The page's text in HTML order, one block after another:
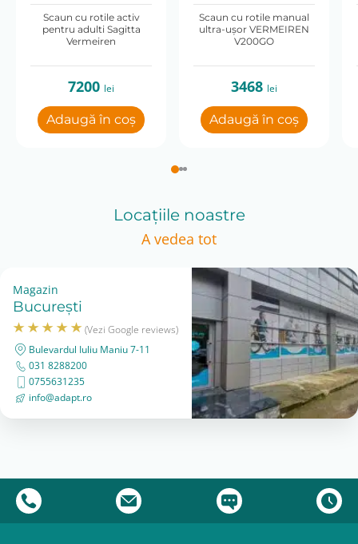
Scaun cu rotile activ
pentru adulti Sagitta
Vermeiren
7200 lei
Adaugă în coș
Scaun cu rotile manual
ultra-ușor VERMEIREN
V200GO
3468 lei
Adaugă în coș
Locațiile noastre
A vedea tot
Magazin
București
(Vezi Google reviews)
Bulevardul Iuliu Maniu 7-11
031 8288200
0755631235
info@adapt.ro